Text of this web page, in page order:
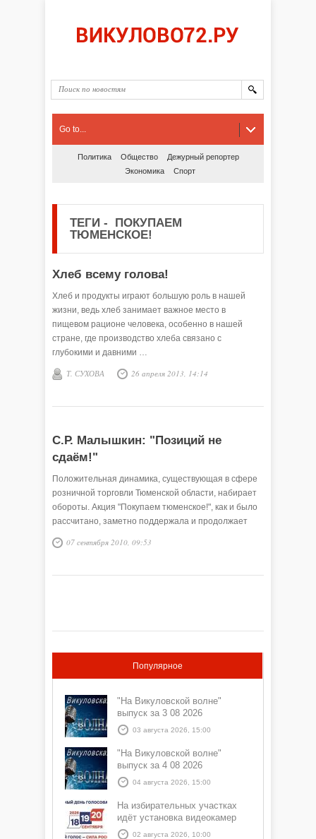
Go to...
Политика Общество
Дежурный репортер
Экономика
Спорт
ТЕГИ - ПОКУПАЕМ
ТЮМЕНСКОЕ!
Хлеб всему голова!
Хлеб и продукты играют большую роль в нашей
жизни, ведь хлеб занимает важное место в
пищевом рационе человека, особенно в нашей
стране, где производство хлеба связано с
глубокими и давними …
Т. СУХОВА 26 апреля 2013, 14:14
С.Р. Малышкин: "Позиций не
сдаём!"
Положительная динамика, существующая в сфере
розничной торговли Тюменской области, набирает
обороты. Акция "Покупаем тюменское!", как и было
рассчитано, заметно поддержала и продолжает
поддерживать …
07 сентября 2010, 09:53
Популярное
"На Викуловской волне"
выпуск за 3 08 2026
03 августа 2026, 15:00
"На Викуловской волне"
выпуск за 4 08 2026
04 августа 2026, 15:00
На избирательных участках
идёт установка видеокамер
02 августа 2026, 10:00